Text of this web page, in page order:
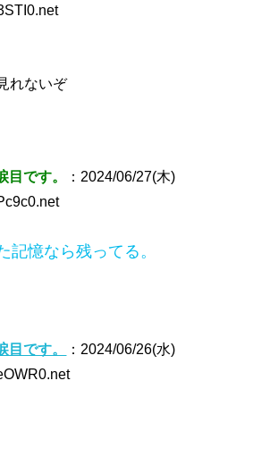
れないぞ
目です。
：2024/06/27(木)
記憶なら残ってる。
目です。
：2024/06/26(水)